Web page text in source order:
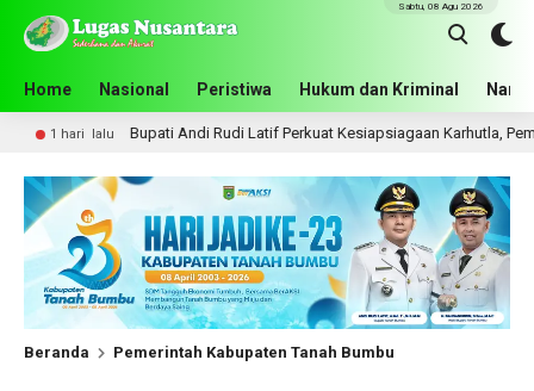
Home Nasional Peristiwa Hukum dan Kriminal
Sabtu, 08 Agu 2026
Bupati Andi Rudi Latif Perkuat Kesiapsiagaan Karhutla, Pemkab Tanah
Beranda Pemerintah Kabupaten Tanah Bumbu